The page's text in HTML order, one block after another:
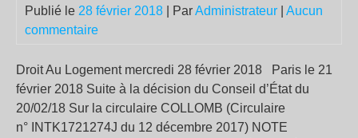
Publié le 28 février 2018 | ParAdministrateur
Aucun
commentaire
Droit Au Logement mercredi 28 février 2018 Paris le 21
février 2018 Suite à la décision du Conseil d’État du
20/02/18 Sur la circulaire COLLOMB (Circulaire
n° INTK1721274J du 12 décembre 2017) NOTE